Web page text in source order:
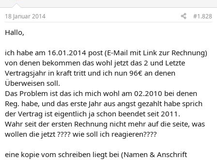
18 Januar 2014 #1.828
Hallo,
ich habe am 16.01.2014 post (E-Mail mit Link zur Rechnung)
von denen bekommen das wohl jetzt das 2 und Letzte
Vertragsjahr in kraft tritt und ich nun 96€ an denen
Überweisen soll.
Das Problem ist das ich mich wohl am 02.2010 bei denen
Reg. habe, und das erste Jahr aus angst gezahlt habe sprich
der Vertrag ist eigentlich ja schon beendet seit 2011.
Wahr seit der ersten Rechnung nicht mehr auf die seite, was
wollen die jetzt ???? wie soll ich reagieren????
eine kopie vom schreiben liegt bei (Namen & Anschrift